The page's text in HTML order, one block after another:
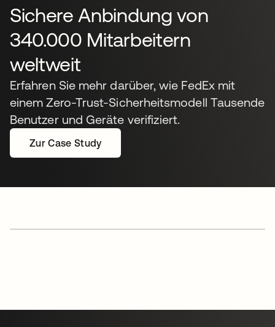
Sichere Anbindung von
340.000 Mitarbeitern
weltweit
Erfahren Sie mehr darüber, wie FedEx mit
einem Zero-Trust-Sicherheitsmodell Tausende
Benutzer und Geräte verifiziert.
Zur Case Study